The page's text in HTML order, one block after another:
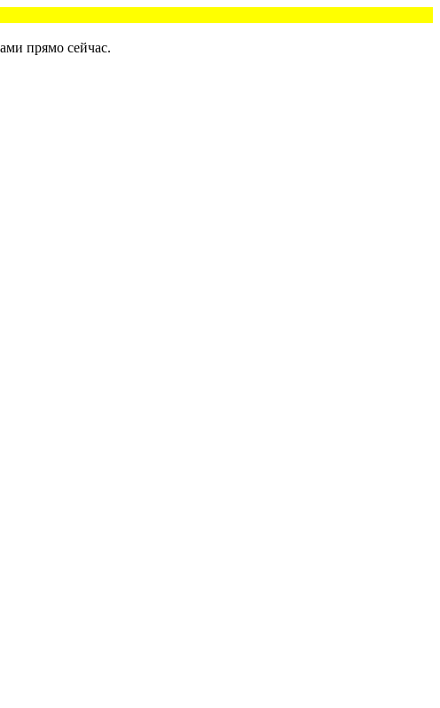
прямо сейчас.